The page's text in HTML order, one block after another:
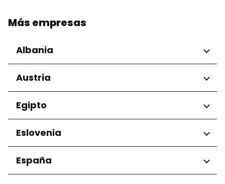
Más empresas
Albania
Regiones
Condado de Tirana
Austria
Regiones
Niederösterreich
Salzburg
Wien
Egipto
Regiones
Gobernación de El Cairo
Eslovenia
Regiones
Ljubljana
España